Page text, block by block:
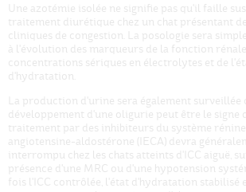
Une azotémie isolée ne signifie pas qu'il faille
traitement diurétique chez un chat présentant
cliniques de congestion. La posologie sera
à l'évolution des marqueurs de la fonction
concentrations sériques en électrolytes et de
d'hydratation.
La production d'urine sera également surveillée
développement d'une oligurie peut être le signe
traitement par des inhibiteurs du système
angiotensine-aldostérone (IECA) devra
interrompu chez les chats atteints d'ICC aiguë,
présence d'une MRC ou d'une hypotension
fois l'ICC contrôlée, l'état d'hydratation stabilisé